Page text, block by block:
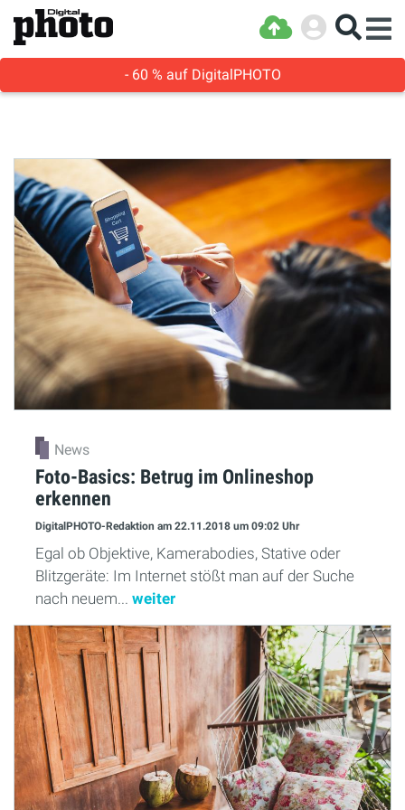
- 60 % auf DigitalPHOTO
News
Foto-Basics: Betrug im Onlineshop
erkennen
DigitalPHOTO-Redaktion am 22.11.2018 um 09:02 Uhr
Egal ob Objektive, Kamerabodies, Stative oder
Blitzgeräte: Im Internet stößt man auf der Suche
nach neuem... weiter